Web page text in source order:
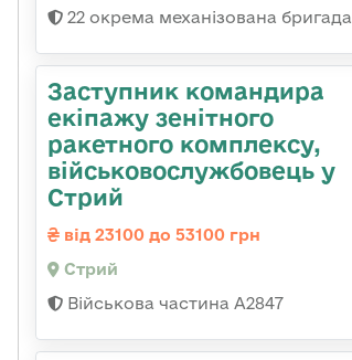
22 окрема механізована бригада
Заступник командира
екіпажу зенітного
ракетного комплексу,
військовослужбовець у
Стрий
від 23100 до 53100 грн
Стрий
Військова частина А2847